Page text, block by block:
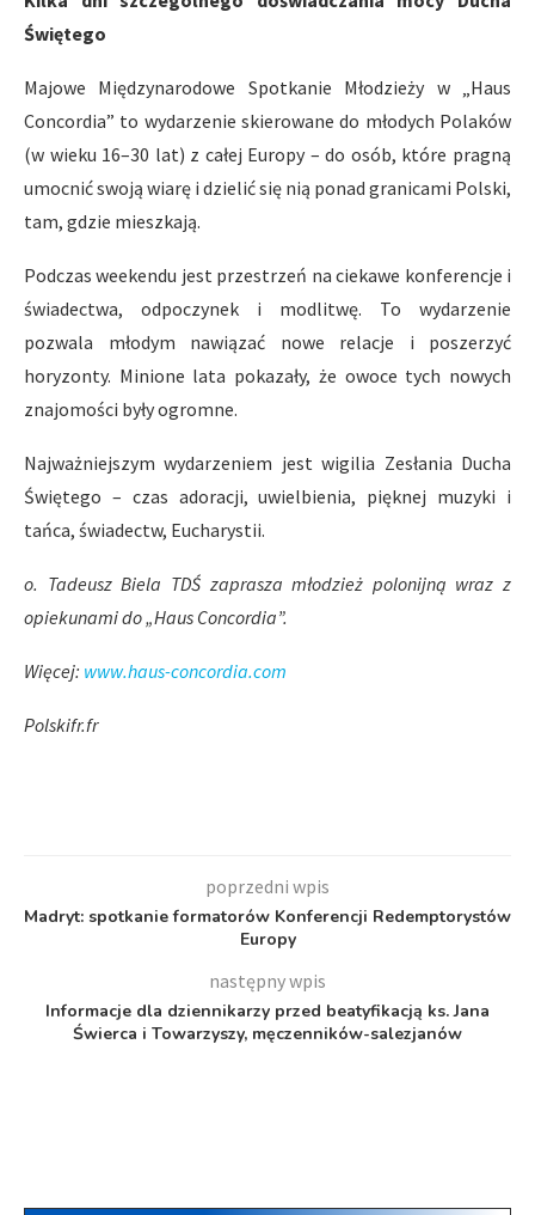
Świętego
Majowe Międzynarodowe Spotkanie Młodzieży w „Haus
Concordia” to wydarzenie skierowane do młodych Polaków
(w wieku 16–30 lat) z całej Europy – do osób, które pragną
umocnić swoją wiarę i dzielić się nią ponad granicami Polski,
tam, gdzie mieszkają.
Podczas weekendu jest przestrzeń na ciekawe konferencje i
świadectwa, odpoczynek i modlitwę. To wydarzenie
pozwala młodym nawiązać nowe relacje i poszerzyć
horyzonty. Minione lata pokazały, że owoce tych nowych
znajomości były ogromne.
Najważniejszym wydarzeniem jest wigilia Zesłania Ducha
Świętego – czas adoracji, uwielbienia, pięknej muzyki i
tańca, świadectw, Eucharystii.
o. Tadeusz Biela TDŚ zaprasza młodzież polonijną wraz z
opiekunami do „Haus Concordia”.
Więcej: www.haus-concordia.com
Polskifr.fr
poprzedni wpis
Madryt: spotkanie formatorów Konferencji Redemptorystów
Europy
następny wpis
Informacje dla dziennikarzy przed beatyfikacją ks. Jana
Świerca i Towarzyszy, męczenników-salezjanów